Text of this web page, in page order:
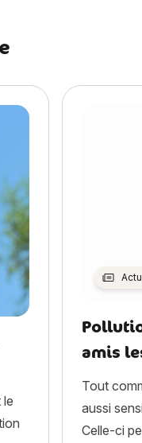
le
amis
Tout
aussi
Celle-ci